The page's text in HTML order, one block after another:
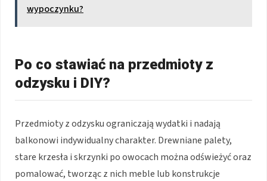
wypoczynku?
Po co stawiać na przedmioty z
odzysku i DIY?
Przedmioty z odzysku ograniczają wydatki i nadają
balkonowi indywidualny charakter. Drewniane palety,
stare krzesła i skrzynki po owocach można odświeżyć oraz
pomalować, tworząc z nich meble lub konstrukcje